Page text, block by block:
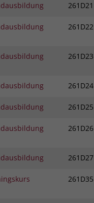
261D21
261D22
261D23
261D24
261D25
261D26
261D27
261D35